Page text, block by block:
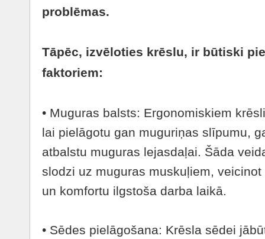
problēmas.
Tāpēc, izvēloties krēslu, ir būtiski
faktoriem:
• Muguras balsts: Ergonomiskiem
lai pielāgotu gan muguriņas slīpumu,
atbalstu muguras lejasdaļai. Šāda
slodzi uz muguras muskuļiem,
un komfortu ilgstoša darba laikā.
• Sēdes pielāgošana: Krēsla sēdei